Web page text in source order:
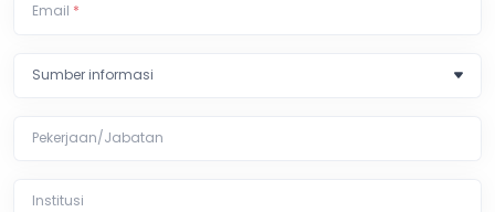
Email *
Pekerjaan/Jabatan
Institusi